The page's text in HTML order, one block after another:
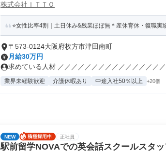
株式会社ＩＴＴＯ
⭐女性比率4割｜土日休み&残業ほぼ無＊産休育休・復職実
〒573-0124大阪府枚方市津田南町
月給30万円
求めている人材 ／／／／／／／／／／／／／／／
業界未経験歓迎 介護休暇あり 中途入社50％以上 +20個
NEW 正社員
駅前留学NOVAでの英会話スクールスタッ